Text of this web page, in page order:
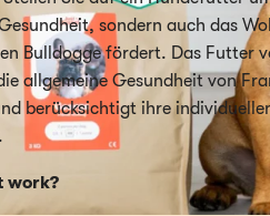
sondern auch das
Bulldogge fördert. Das Futter
allgemeine Gesundheit von
berücksichtigt ihre
work?